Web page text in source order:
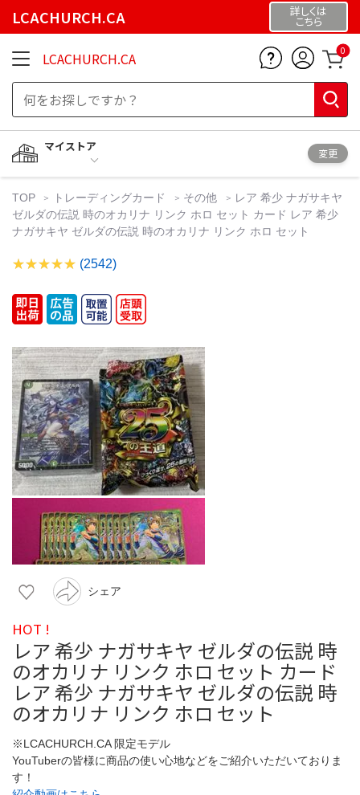
LCACHURCH.CA 詳しくは
こちら
LCACHURCH.CA 0
マイストア
変更
TOP トレーディングカード その他
レア 希少 ナガサキヤ
ゼルダの伝説 時のオカリナ リンク ホロ セット カード レア 希少
ナガサキヤ ゼルダの伝説 時のオカリナ リンク ホロ セット
(2542)
シェア
HOT !
レア 希少 ナガサキヤ ゼルダの伝説 時
のオカリナ リンク ホロ セット カード
レア 希少 ナガサキヤ ゼルダの伝説 時
のオカリナ リンク ホロ セット
※LCACHURCH.CA 限定モデル
YouTuberの皆様に商品の使い心地などをご紹介いただいておりま
す！